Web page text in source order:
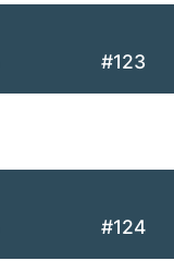
#123
#124